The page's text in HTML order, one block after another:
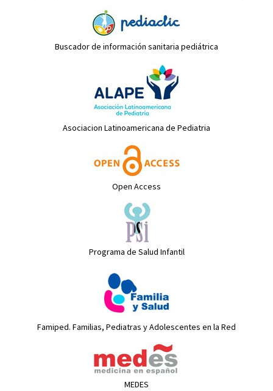
Buscador de información sanitaria pediátrica
Asociacion Latinoamericana de Pediatria
Open Access
Programa de Salud Infantil
Famiped. Familias, Pediatras y Adolescentes en la Red
MEDES